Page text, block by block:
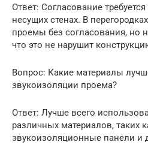
Ответ: Согласование
несущих стенах. В
проемы без согласования, но
что это не нарушит
Вопрос: Какие материалы
звукоизоляции проема?
Ответ: Лучше всего
различных материалов, таких
звукоизоляционные панели